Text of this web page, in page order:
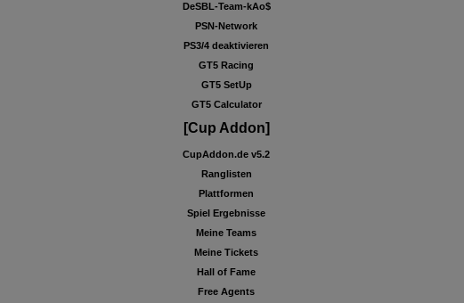
DeSBL-Team-kAo$
PSN-Network
PS3/4 deaktivieren
GT5 Racing
GT5 SetUp
GT5 Calculator
[Cup Addon]
CupAddon.de v5.2
Ranglisten
Plattformen
Spiel Ergebnisse
Meine Teams
Meine Tickets
Hall of Fame
Free Agents